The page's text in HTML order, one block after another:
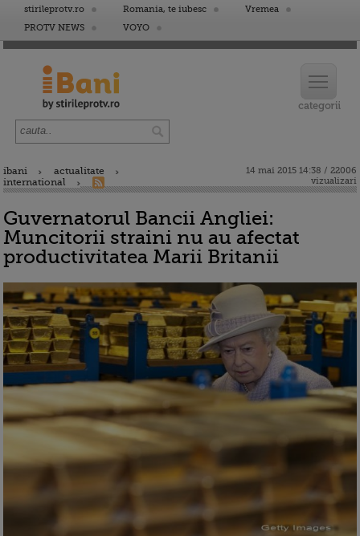
stirileprotv.ro Romania, te iubesc
Vremea
PROTV NEWS
VOYO
ibani
actualitate
international
14 mai 2015 14:38 / 22006
vizualizari
Guvernatorul Bancii Angliei:
Muncitorii straini nu au afectat
productivitatea Marii Britanii